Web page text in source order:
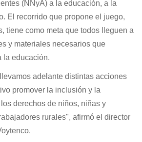
(NNyA) a la educación, a la
El recorrido que propone el juego,
tiene como meta que todos lleguen a
y materiales necesarios que
la educación.
adelante distintas acciones
promover la inclusión y la
derechos de niños, niñas y
rurales", afirmó el director